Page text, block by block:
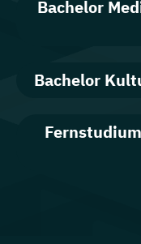
Gesang (Vollzeit)
Gitarre (Vollzeit)
Bachelor
Bachelor